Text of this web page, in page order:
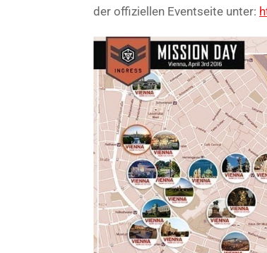
der offiziellen Eventseite unter: